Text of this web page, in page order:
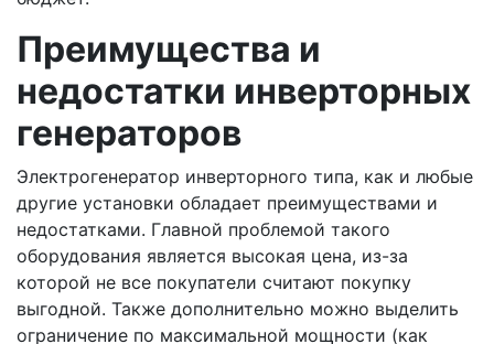
Преимущества и
недостатки инверторных
генераторов
Электрогенератор инверторного типа, как и любые
другие установки обладает преимуществами и
недостатками. Главной проблемой такого
оборудования является высокая цена, из-за
которой не все покупатели считают покупку
выгодной. Также дополнительно можно выделить
ограничение по максимальной мощности (как